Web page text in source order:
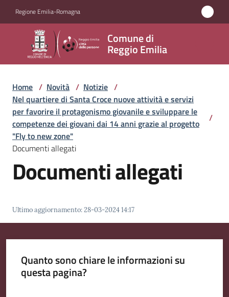
Regione Emilia-Romagna
Comune di
Reggio Emilia
Comune
di
Reggio
Emilia
Amministrazione
Servizi
Novità
Vivere
Reggio
Home / Novità / Notizie /
Nel quartiere di Santa Croce nuove attività e servizi
per favorire il protagonismo giovanile e sviluppare le
competenze dei giovani dai 14 anni grazie al progetto
"Fly to new zone"
/
Documenti allegati
Documenti allegati
Ultimo aggiornamento:28-03-2024 14:17
Quanto sono chiare le informazioni su
questa pagina?